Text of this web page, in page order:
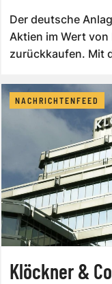
Der deutsche
Aktien im Wert
zurückkaufen. Mit
NACHRICHTENFEED
Klöckner &